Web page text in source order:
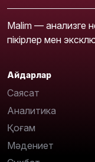
Malim — анализге
пікірлер мен
Айдарлар
Саясат
Аналитика
Қоғам
Мәдениет